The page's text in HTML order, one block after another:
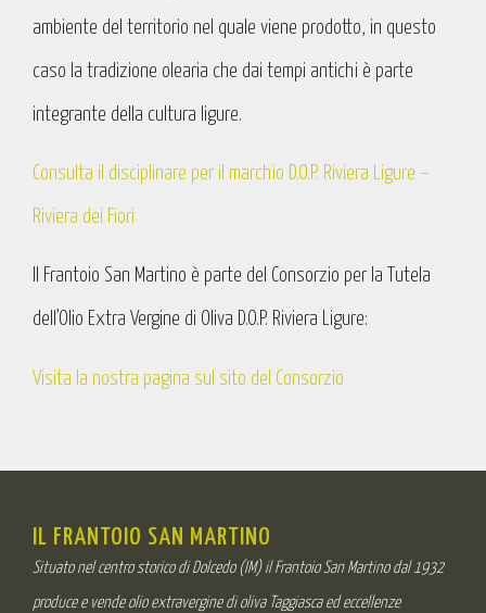
ambiente del territorio nel quale viene prodotto, in questo
caso la tradizione olearia che dai tempi antichi è parte
integrante della cultura ligure.
Consulta il disciplinare per il marchio D.O.P. Riviera Ligure –
Riviera dei Fiori
Il Frantoio San Martino è parte del Consorzio per la Tutela
dell’Olio Extra Vergine di Oliva D.O.P. Riviera Ligure:
Visita la nostra pagina sul sito del Consorzio
IL FRANTOIO SAN MARTINO
Situato nel centro storico di Dolcedo (IM) il Frantoio San Martino dal 1932
produce e vende olio extravergine di oliva Taggiasca ed eccellenze